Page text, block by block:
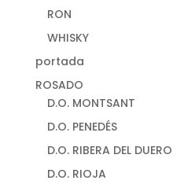
RON
WHISKY
portada
ROSADO
D.O. MONTSANT
D.O. PENEDÉS
D.O. RIBERA DEL DUERO
D.O. RIOJA